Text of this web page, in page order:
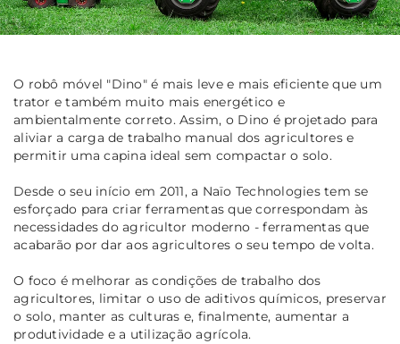
O robô móvel "Dino" é mais leve e mais eficiente que um
trator e também muito mais energético e
ambientalmente correto. Assim, o Dino é projetado para
aliviar a carga de trabalho manual dos agricultores e
permitir uma capina ideal sem compactar o solo.
Desde o seu início em 2011, a Naïo Technologies tem se
esforçado para criar ferramentas que correspondam às
necessidades do agricultor moderno - ferramentas que
acabarão por dar aos agricultores o seu tempo de volta.
O foco é melhorar as condições de trabalho dos
agricultores, limitar o uso de aditivos químicos, preservar
o solo, manter as culturas e, finalmente, aumentar a
produtividade e a utilização agrícola.